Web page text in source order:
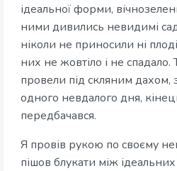
ідеальної форми,
ними дивились невидимі
ніколи не приносили ні
них не жовтіло і не спадало.
провели під скляним дахом,
одного невдалого дня,
передбачався.
Я провів рукою по своєму
пішов блукати між